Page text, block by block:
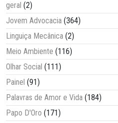
geral (2)
Jovem Advocacia (364)
Linguiça Mecânica (2)
Meio Ambiente (116)
Olhar Social (111)
Painel (91)
Palavras de Amor e Vida (184)
Papo D'Oro (171)